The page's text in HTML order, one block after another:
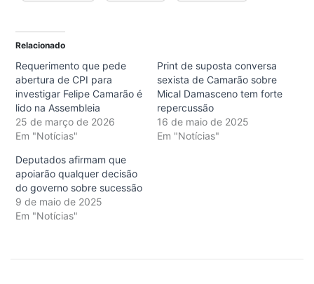
Relacionado
Requerimento que pede
abertura de CPI para
investigar Felipe Camarão é
lido na Assembleia
25 de março de 2026
Em "Notícias"
Print de suposta conversa
sexista de Camarão sobre
Mical Damasceno tem forte
repercussão
16 de maio de 2025
Em "Notícias"
Deputados afirmam que
apoiarão qualquer decisão
do governo sobre sucessão
9 de maio de 2025
Em "Notícias"